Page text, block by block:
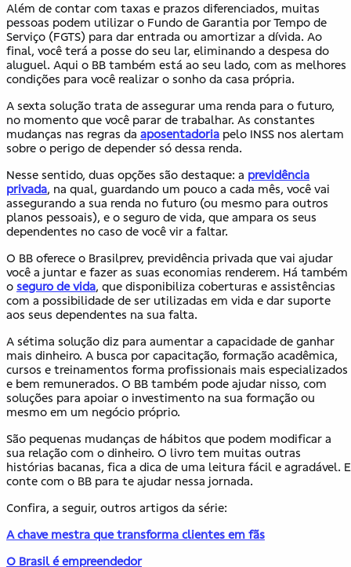
Além de contar com taxas e prazos diferenciados, muitas
pessoas podem utilizar o Fundo de Garantia por Tempo de
Serviço (FGTS) para dar entrada ou amortizar a dívida. Ao
final, você terá a posse do seu lar, eliminando a despesa do
aluguel. Aqui o BB também está ao seu lado, com as melhores
condições para você realizar o sonho da casa própria.
A sexta solução trata de assegurar uma renda para o futuro,
no momento que você parar de trabalhar. As constantes
mudanças nas regras da aposentadoria pelo INSS nos alertam
sobre o perigo de depender só dessa renda.
Nesse sentido, duas opções são destaque: a previdência
privada, na qual, guardando um pouco a cada mês, você vai
assegurando a sua renda no futuro (ou mesmo para outros
planos pessoais), e o seguro de vida, que ampara os seus
dependentes no caso de você vir a faltar.
O BB oferece o Brasilprev, previdência privada que vai ajudar
você a juntar e fazer as suas economias renderem. Há também
o seguro de vida, que disponibiliza coberturas e assistências
com a possibilidade de ser utilizadas em vida e dar suporte
aos seus dependentes na sua falta.
A sétima solução diz para aumentar a capacidade de ganhar
mais dinheiro. A busca por capacitação, formação acadêmica,
cursos e treinamentos forma profissionais mais especializados
e bem remunerados. O BB também pode ajudar nisso, com
soluções para apoiar o investimento na sua formação ou
mesmo em um negócio próprio.
São pequenas mudanças de hábitos que podem modificar a
sua relação com o dinheiro. O livro tem muitas outras
histórias bacanas, fica a dica de uma leitura fácil e agradável. E
conte com o BB para te ajudar nessa jornada.
Confira, a seguir, outros artigos da série:
A chave mestra que transforma clientes em fãs
O Brasil é empreendedor